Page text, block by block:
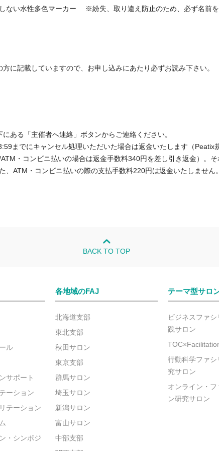
ない水性多色マーカー ※紛失、取り違え防止のため、必ず名前
に記載していますので、お申し込みにあたり必ずお読み下さい。
ある「主催者へ連絡」ボタンからご連絡ください。
までにキャンセル処理いただいた場合は返金いたします（Peatix
・コンビニ払いの場合は返金手数料340円を差し引き返金）。そ
ATM・コンビニ払いの際の支払手数料220円は返金いたしません。
BACK TO TOP
ル
サポート
ーション
テーション
・シンポジ
各地域のFAJ
北海道支部
東北支部
秋田サロン
東京支部
群馬サロン
埼玉サロン
新潟サロン
富山サロン
中部支部
テーマ型サロ
ビジネスファ
践サロン
行動科学ファ
究サロン
オンライン・フ
ン研究サロン